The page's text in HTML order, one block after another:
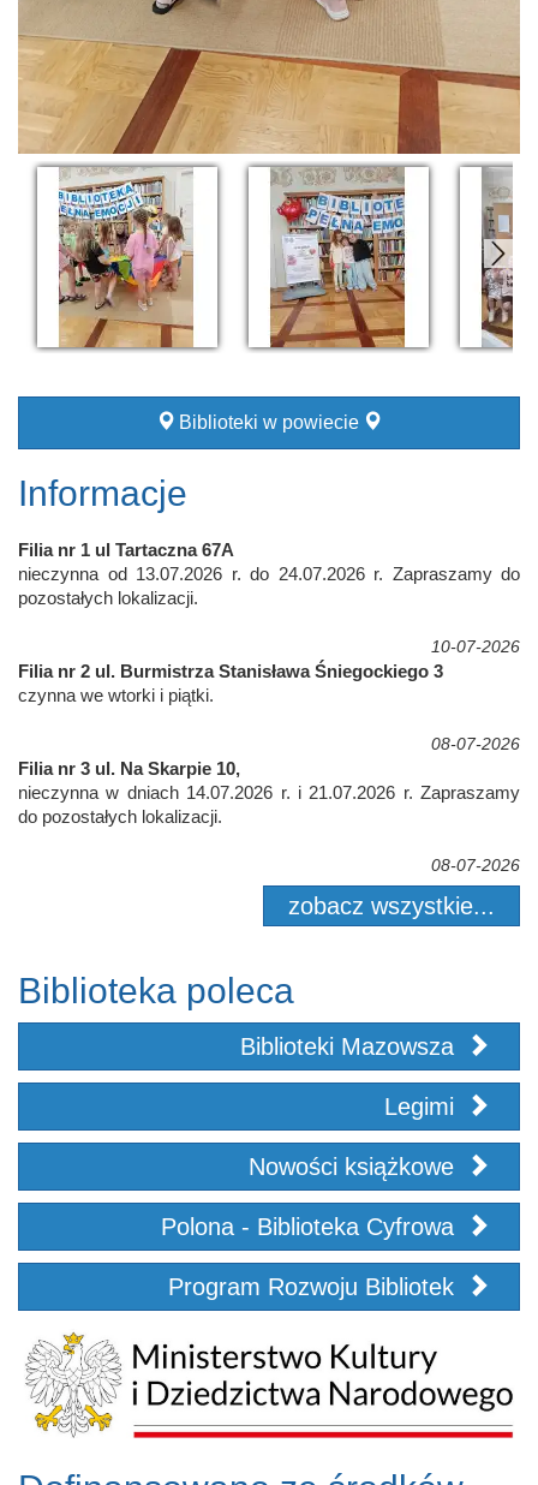
Biblioteki w powiecie
Informacje
Filia nr 1 ul Tartaczna 67A
nieczynna od 13.07.2026 r. do 24.07.2026 r. Zapraszamy do
pozostałych lokalizacji.
10-07-2026
Filia nr 2 ul. Burmistrza Stanisława Śniegockiego 3
czynna we wtorki i piątki.
08-07-2026
Filia nr 3 ul. Na Skarpie 10,
nieczynna w dniach 14.07.2026 r. i 21.07.2026 r. Zapraszamy
do pozostałych lokalizacji.
08-07-2026
zobacz wszystkie...
Biblioteka poleca
Biblioteki Mazowsza
Legimi
Nowości książkowe
Polona - Biblioteka Cyfrowa
Program Rozwoju Bibliotek